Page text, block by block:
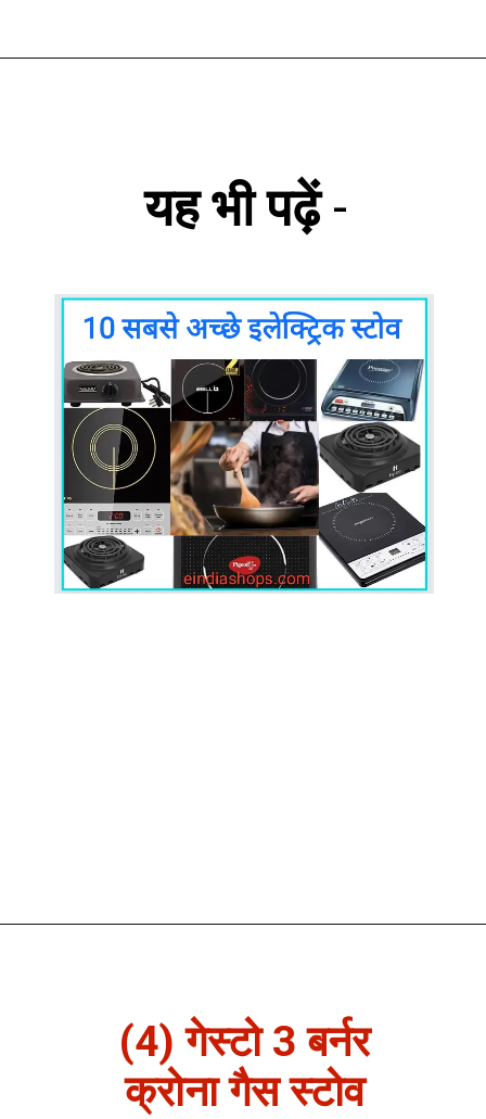
यह भी पढ़ें-
(4) गेस्टो 3 बर्नर
क्रोना गैस स्टोव